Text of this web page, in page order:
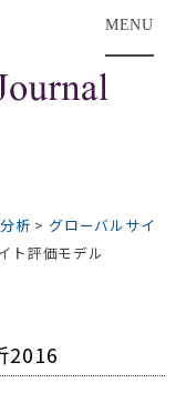
MENU
析 > グローバルサイ
ト評価モデル
2016